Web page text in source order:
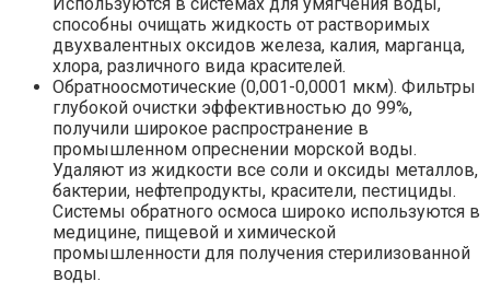
способны очищать жидкость от растворимых
двухвалентных оксидов железа, калия, марганца,
хлора, различного вида красителей.
Обратноосмотические (0,001-0,0001 мкм). Фильтры
глубокой очистки эффективностью до 99%,
получили широкое распространение в
промышленном опреснении морской воды.
Удаляют из жидкости все соли и оксиды металлов,
бактерии, нефтепродукты, красители, пестициды.
Системы обратного осмоса широко используются в
медицине, пищевой и химической
промышленности для получения стерилизованной
воды.